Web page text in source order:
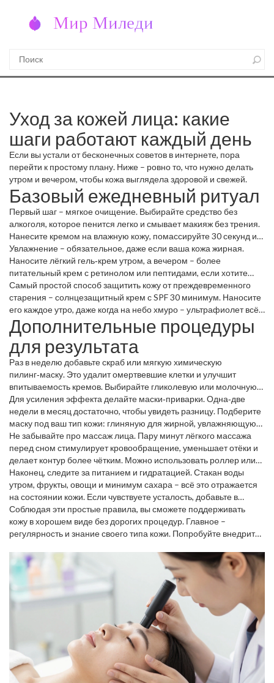
Уход за кожей лица: какие
шаги работают каждый день
Если вы устали от бесконечных советов в интернете, пора
перейти к простому плану. Ниже – ровно то, что нужно делать
утром и вечером, чтобы кожа выглядела здоровой и свежей.
Базовый ежедневный ритуал
Первый шаг – мягкое очищение. Выбирайте средство без
алкоголя, которое пенится легко и смывает макияж без трения.
Нанесите кремом на влажную кожу, помассируйте 30 секунд и
смойте тёплой водой. После этого сразу используйте тоник: он
восстановит pH и подготовит кожу к следующему шагу.
Увлажнение – обязательное, даже если ваша кожа жирная.
Наносите лёгкий гель‑крем утром, а вечером – более
питательный крем с ретинолом или пептидами, если хотите
бороться с возрастными изменениями. Не забывайте зону шеи
– кожа там тоже нуждается в уходе.
Самый простой способ защитить кожу от преждевременного
старения – солнцезащитный крем с SPF 30 минимум. Наносите
его каждое утро, даже когда на небо хмуро – ультрафиолет всё
равно проникает сквозь облака.
Дополнительные процедуры
для результата
Раз в неделю добавьте скраб или мягкую химическую
пилинг‑маску. Это удалит омертвевшие клетки и улучшит
впитываемость кремов. Выбирайте гликолевую или молочную
кислоту, если кожа сухая, и салициловую, если склонна к акне.
Для усиления эффекта делайте маски‑приварки. Одна‑две
недели в месяц достаточно, чтобы увидеть разницу. Подберите
маску под ваш тип кожи: глиняную для жирной, увлажняющую
для сухой, с витамином C для пигментации.
Не забывайте про массаж лица. Пару минут лёгкого массажа
перед сном стимулирует кровообращение, уменьшает отёки и
делает контур более чётким. Можно использовать роллер или
просто пальцами, двигаясь от центра к периферии.
Наконец, следите за питанием и гидратацией. Стакан воды
утром, фрукты, овощи и минимум сахара – всё это отражается
на состоянии кожи. Если чувствуете усталость, добавьте в
рацион омега‑3, они помогают удерживать влагу в коже.
Соблюдая эти простые правила, вы сможете поддерживать
кожу в хорошем виде без дорогих процедур. Главное –
регулярность и знание своего типа кожи. Попробуйте внедрить
добавляйте остальные. Результат придёт быстрее, чем думаете.